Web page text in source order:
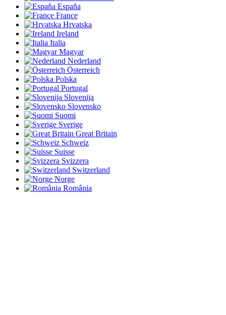
España
France
Hrvatska
Ireland
Italia
Magyar
Nederland
Österreich
Polska
Portugal
Slovenija
Slovensko
Suomi
Sverige
Great Britain
Schweiz
Suisse
Svizzera
Switzerland
Norge
România